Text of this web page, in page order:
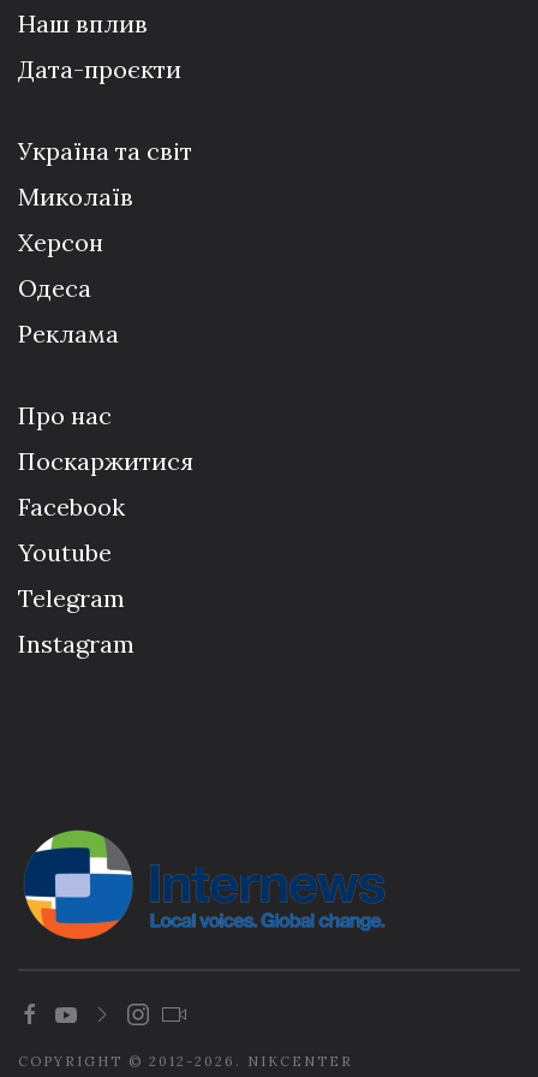
Наш вплив
Дата-проєкти
Україна та світ
Миколаїв
Херсон
Одеса
Реклама
Про нас
Поскаржитися
Facebook
Youtube
Telegram
Instagram
COPYRIGHT © 2012-2026. NIKCENTER